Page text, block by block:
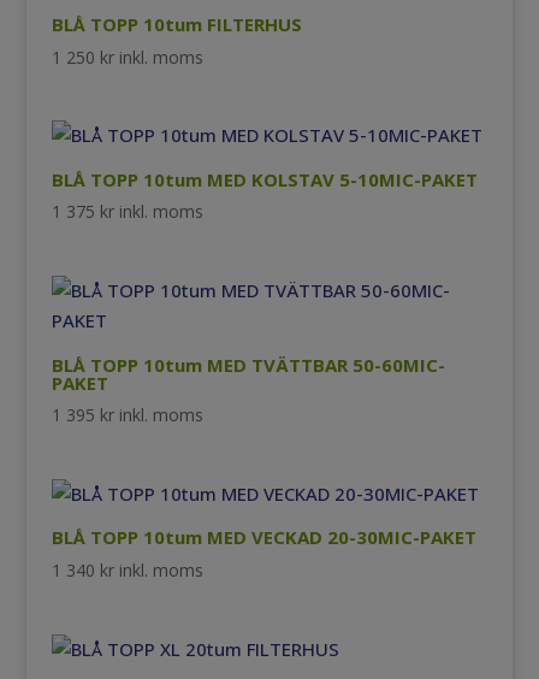
BLÅ TOPP 10tum FILTERHUS
1 250 kr inkl. moms
BLÅ TOPP 10tum MED KOLSTAV 5-10MIC-PAKET
1 375 kr inkl. moms
BLÅ TOPP 10tum MED TVÄTTBAR 50-60MIC-
PAKET
1 395 kr inkl. moms
BLÅ TOPP 10tum MED VECKAD 20-30MIC-PAKET
1 340 kr inkl. moms